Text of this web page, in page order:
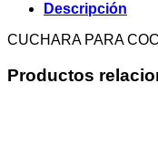
Descripción
CUCHARA PARA
Productos